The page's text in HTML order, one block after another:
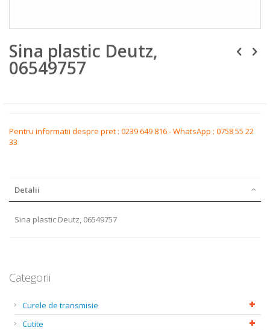
to
the
beginning
Sina plastic Deutz,
06549757
Pentru informatii despre pret : 0239 649 816 - WhatsApp : 0758 55 22
33
Detalii
Sina plastic Deutz, 06549757
Categorii
Curele de transmisie
Cutite